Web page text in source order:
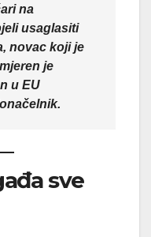
na
usaglasiti
novac koji je
je
u EU
sve